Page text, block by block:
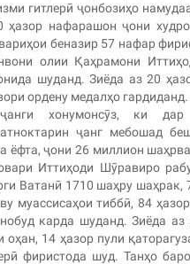
гитлерӣ ҷонбозиҳо
ҳазор нафарашон ҷони
беназир 57 нафар
олии Қаҳрамони
шуданд. Зиёда аз 20
ордену медалҳо гардиданд.
хонумонсӯз, ки дар
ҷанг мебошад
ёфта, ҷони 26 миллион
Иттиҳоди Шӯравиро
Ватанӣ 1710 шаҳру шаҳрак,
муассисаҳои тиббӣ, 84
карда шуданд. Зиёда
14 ҳазор пули
фиристода шуд. Танҳо